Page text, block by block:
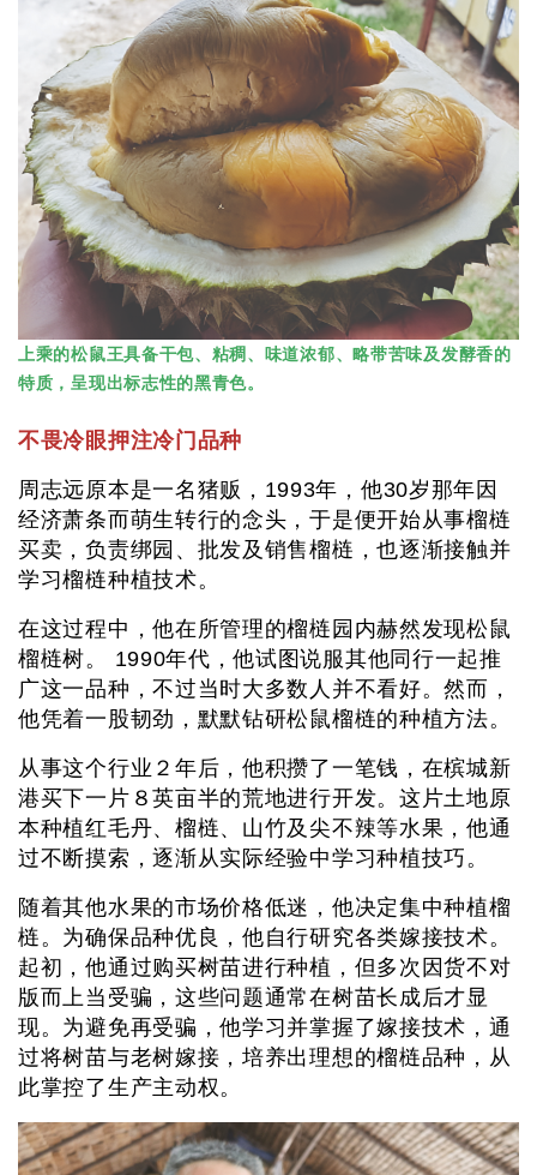
上乘的松鼠王具备干包、粘稠、味道浓郁、略带苦味及发酵香的
特质，呈现出标志性的黑青色。
不畏冷眼押注冷门品种
周志远原本是一名猪贩，1993年，他30岁那年因
经济萧条而萌生转行的念头，于是便开始从事榴梿
买卖，负责绑园、批发及销售榴梿，也逐渐接触并
学习榴梿种植技术。
在这过程中，他在所管理的榴梿园内赫然发现松鼠
榴梿树。 1990年代，他试图说服其他同行一起推
广这一品种，不过当时大多数人并不看好。然而，
他凭着一股韧劲，默默钻研松鼠榴梿的种植方法。
从事这个行业２年后，他积攒了一笔钱，在槟城新
港买下一片８英亩半的荒地进行开发。这片土地原
本种植红毛丹、榴梿、山竹及尖不辣等水果，他通
过不断摸索，逐渐从实际经验中学习种植技巧。
随着其他水果的市场价格低迷，他决定集中种植榴
梿。为确保品种优良，他自行研究各类嫁接技术。
起初，他通过购买树苗进行种植，但多次因货不对
版而上当受骗，这些问题通常在树苗长成后才显
现。为避免再受骗，他学习并掌握了嫁接技术，通
过将树苗与老树嫁接，培养出理想的榴梿品种，从
此掌控了生产主动权。